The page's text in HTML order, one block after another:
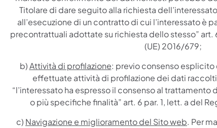
Titolare di dare seguito alla richiesta
all’esecuzione di un contratto di cui l’interessato è
precontrattuali adottate su richiesta dello stesso” art.
(UE) 2016/679;
b)Attività di profilazione: previo consenso esplicito
effettuate attività di profilazione dei dati
“l’interessato ha espresso il consenso al trattamento
o più specifiche finalità” art. 6 par. 1, lett. a del
c) Navigazione e miglioramento del Sito web. Per